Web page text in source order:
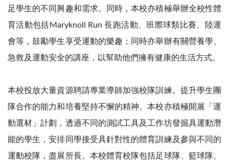
足學生的不同興趣和需求。同時，本校亦積極舉辦全校性體
育活動包括Maryknoll Run 長跑活動、班際球類比賽、陸運
會等，鼓勵學生享受運動的樂趣；同時亦舉辦有關營養學、
急救及運動安全的講座，以幫助他們擁有健康的生活方式。
本校投放大量資源聘請專業導師加強校隊訓練。提升學生團
隊合作的能力和培養堅持不懈的精神。本校亦積極開展「運
動選材」計劃，透過不同的測試工具及工作坊發掘具運動潛
能的學生，安排同學接受具針對性的體育訓練及參與不同的
運動校隊，盡展所長。本校體育校隊包括足球隊、籃球隊、